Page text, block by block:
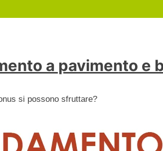
a pavimento e
si possono sfruttare?